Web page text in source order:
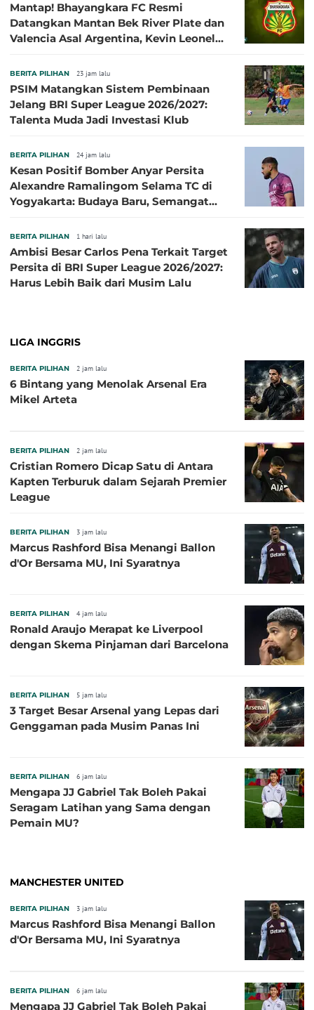
Mantap! Bhayangkara FC Resmi
Datangkan Mantan Bek River Plate dan
Valencia Asal Argentina, Kevin Leonel
BERITA PILIHAN 23 jam lalu
PSIM Matangkan Sistem Pembinaan
Jelang BRI Super League 2026/2027:
Talenta Muda Jadi Investasi Klub
BERITA PILIHAN 24 jam lalu
Kesan Positif Bomber Anyar Persita
Alexandre Ramalingom Selama TC di
Yogyakarta: Budaya Baru, Semangat
BERITA PILIHAN 1 hari lalu
Ambisi Besar Carlos Pena Terkait Target
Persita di BRI Super League 2026/2027:
Harus Lebih Baik dari Musim Lalu
LIGA INGGRIS
BERITA PILIHAN 2 jam lalu
6 Bintang yang Menolak Arsenal Era
Mikel Arteta
BERITA PILIHAN 2 jam lalu
Cristian Romero Dicap Satu di Antara
Kapten Terburuk dalam Sejarah Premier
League
BERITA PILIHAN 3 jam lalu
Marcus Rashford Bisa Menangi Ballon
d'Or Bersama MU, Ini Syaratnya
BERITA PILIHAN 4 jam lalu
Ronald Araujo Merapat ke Liverpool
dengan Skema Pinjaman dari Barcelona
BERITA PILIHAN 5 jam lalu
3 Target Besar Arsenal yang Lepas dari
Genggaman pada Musim Panas Ini
BERITA PILIHAN 6 jam lalu
Mengapa JJ Gabriel Tak Boleh Pakai
Seragam Latihan yang Sama dengan
Pemain MU?
MANCHESTER UNITED
BERITA PILIHAN 3 jam lalu
Marcus Rashford Bisa Menangi Ballon
d'Or Bersama MU, Ini Syaratnya
BERITA PILIHAN 6 jam lalu
Mengapa JJ Gabriel Tak Boleh Pakai